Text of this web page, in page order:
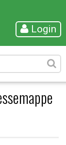
Login